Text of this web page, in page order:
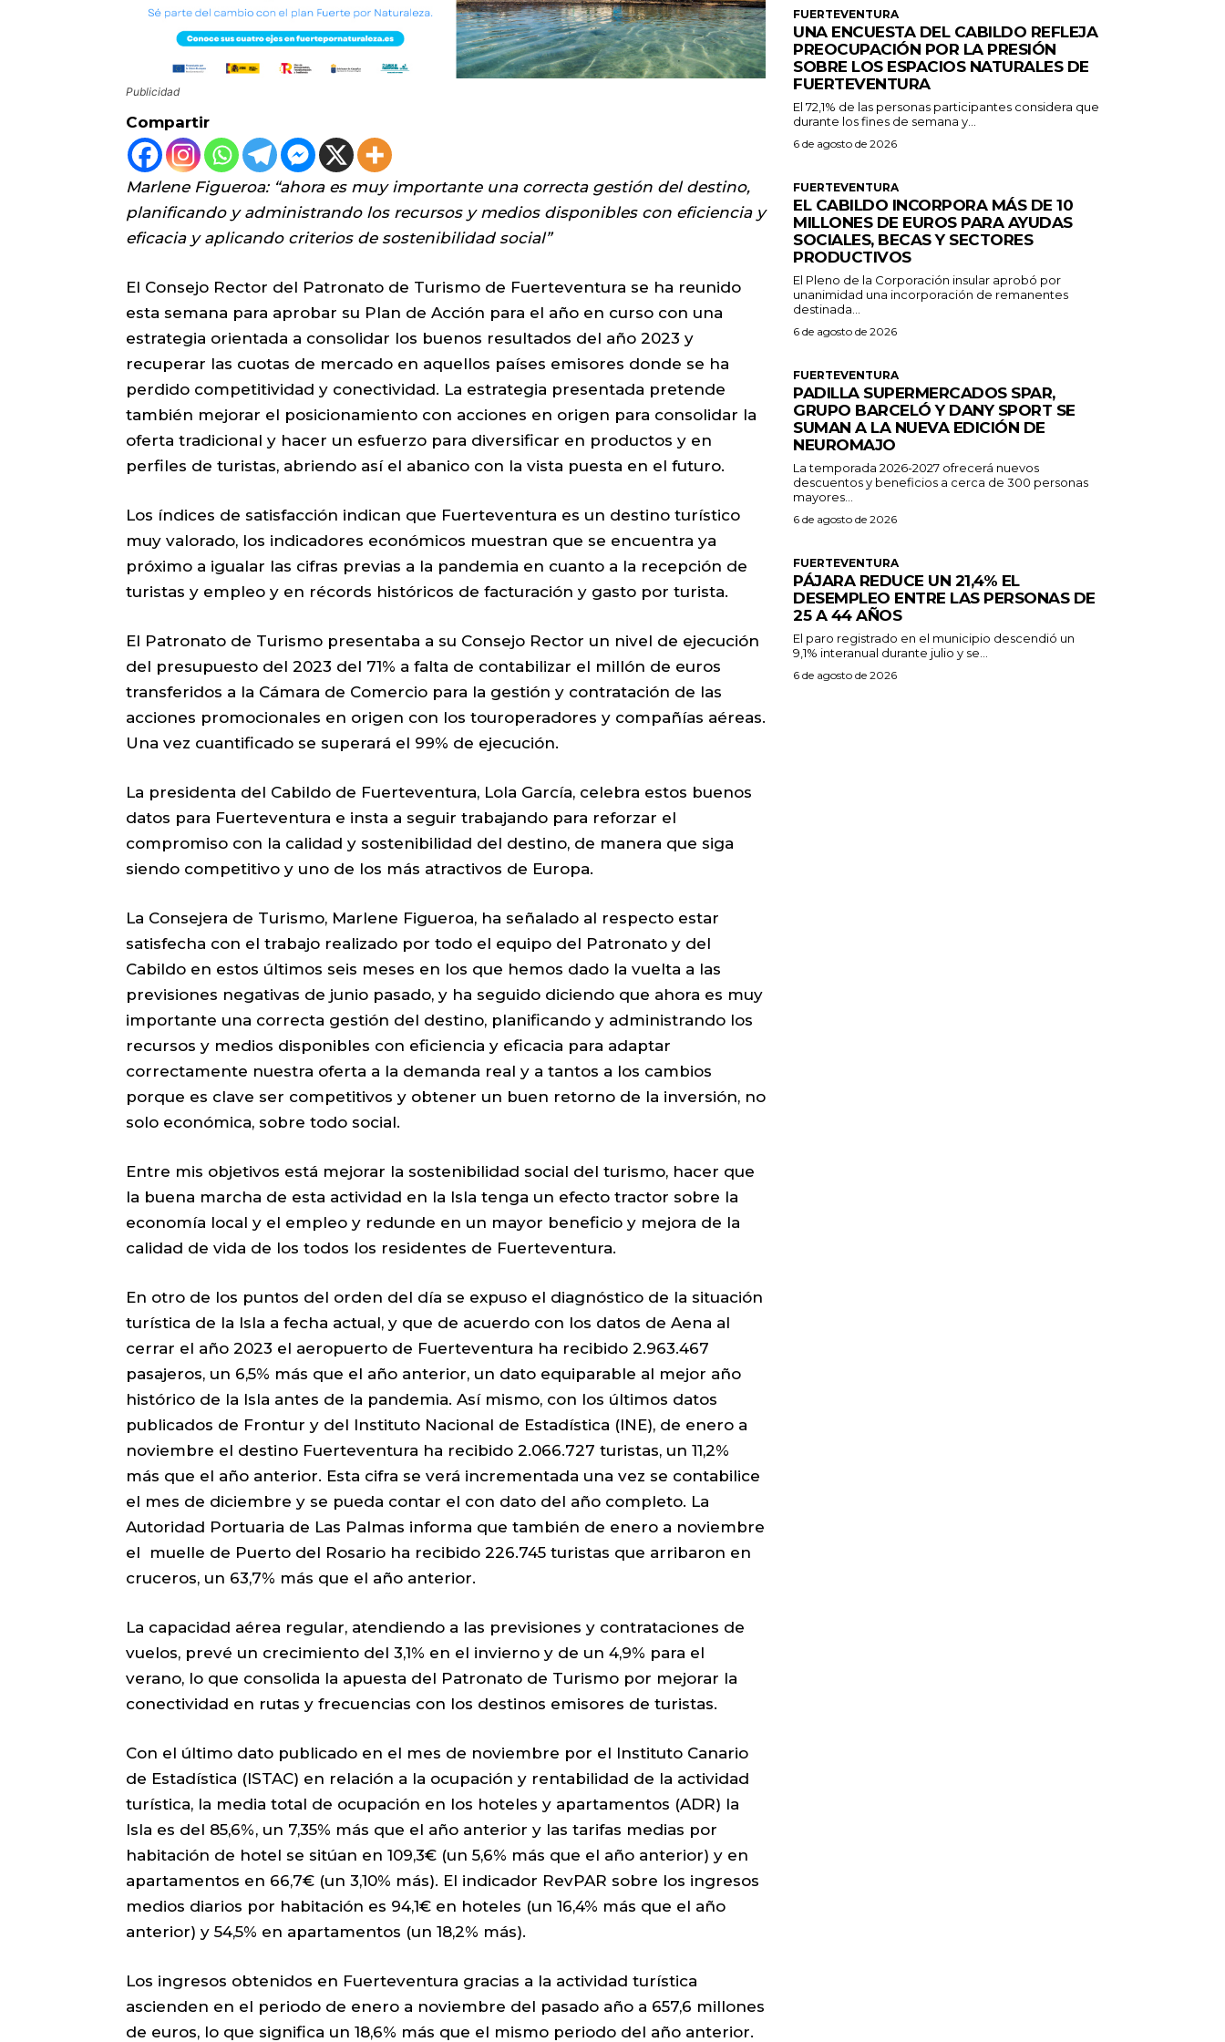
Publicidad
Compartir
Marlene Figueroa: “ahora es muy importante una correcta gestión del destino,
planificando y administrando los recursos y medios disponibles con eficiencia y
eficacia y aplicando criterios de sostenibilidad social”
El Consejo Rector del Patronato de Turismo de Fuerteventura se ha reunido
esta semana para aprobar su Plan de Acción para el año en curso con una
estrategia orientada a consolidar los buenos resultados del año 2023 y
recuperar las cuotas de mercado en aquellos países emisores donde se ha
perdido competitividad y conectividad. La estrategia presentada pretende
también mejorar el posicionamiento con acciones en origen para consolidar la
oferta tradicional y hacer un esfuerzo para diversificar en productos y en
perfiles de turistas, abriendo así el abanico con la vista puesta en el futuro.
Los índices de satisfacción indican que Fuerteventura es un destino turístico
muy valorado, los indicadores económicos muestran que se encuentra ya
próximo a igualar las cifras previas a la pandemia en cuanto a la recepción de
turistas y empleo y en récords históricos de facturación y gasto por turista.
El Patronato de Turismo presentaba a su Consejo Rector un nivel de ejecución
del presupuesto del 2023 del 71% a falta de contabilizar el millón de euros
transferidos a la Cámara de Comercio para la gestión y contratación de las
acciones promocionales en origen con los touroperadores y compañías aéreas.
Una vez cuantificado se superará el 99% de ejecución.
La presidenta del Cabildo de Fuerteventura, Lola García, celebra estos buenos
datos para Fuerteventura e insta a seguir trabajando para reforzar el
compromiso con la calidad y sostenibilidad del destino, de manera que siga
siendo competitivo y uno de los más atractivos de Europa.
La Consejera de Turismo, Marlene Figueroa, ha señalado al respecto estar
satisfecha con el trabajo realizado por todo el equipo del Patronato y del
Cabildo en estos últimos seis meses en los que hemos dado la vuelta a las
previsiones negativas de junio pasado, y ha seguido diciendo que ahora es muy
importante una correcta gestión del destino, planificando y administrando los
recursos y medios disponibles con eficiencia y eficacia para adaptar
correctamente nuestra oferta a la demanda real y a tantos a los cambios
porque es clave ser competitivos y obtener un buen retorno de la inversión, no
solo económica, sobre todo social.
Entre mis objetivos está mejorar la sostenibilidad social del turismo, hacer que
la buena marcha de esta actividad en la Isla tenga un efecto tractor sobre la
economía local y el empleo y redunde en un mayor beneficio y mejora de la
calidad de vida de los todos los residentes de Fuerteventura.
En otro de los puntos del orden del día se expuso el diagnóstico de la situación
turística de la Isla a fecha actual, y que de acuerdo con los datos de Aena al
cerrar el año 2023 el aeropuerto de Fuerteventura ha recibido 2.963.467
pasajeros, un 6,5% más que el año anterior, un dato equiparable al mejor año
histórico de la Isla antes de la pandemia. Así mismo, con los últimos datos
publicados de Frontur y del Instituto Nacional de Estadística (INE), de enero a
noviembre el destino Fuerteventura ha recibido 2.066.727 turistas, un 11,2%
más que el año anterior. Esta cifra se verá incrementada una vez se contabilice
el mes de diciembre y se pueda contar el con dato del año completo. La
Autoridad Portuaria de Las Palmas informa que también de enero a noviembre
el muelle de Puerto del Rosario ha recibido 226.745 turistas que arribaron en
cruceros, un 63,7% más que el año anterior.
La capacidad aérea regular, atendiendo a las previsiones y contrataciones de
vuelos, prevé un crecimiento del 3,1% en el invierno y de un 4,9% para el
verano, lo que consolida la apuesta del Patronato de Turismo por mejorar la
conectividad en rutas y frecuencias con los destinos emisores de turistas.
Con el último dato publicado en el mes de noviembre por el Instituto Canario
de Estadística (ISTAC) en relación a la ocupación y rentabilidad de la actividad
turística, la media total de ocupación en los hoteles y apartamentos (ADR) la
Isla es del 85,6%, un 7,35% más que el año anterior y las tarifas medias por
habitación de hotel se sitúan en 109,3€ (un 5,6% más que el año anterior) y en
apartamentos en 66,7€ (un 3,10% más). El indicador RevPAR sobre los ingresos
medios diarios por habitación es 94,1€ en hoteles (un 16,4% más que el año
anterior) y 54,5% en apartamentos (un 18,2% más).
Los ingresos obtenidos en Fuerteventura gracias a la actividad turística
ascienden en el periodo de enero a noviembre del pasado año a 657,6 millones
de euros, lo que significa un 18,6% más que el mismo periodo del año anterior.
FUERTEVENTURA
UNA ENCUESTA DEL CABILDO REFLEJA
PREOCUPACIÓN POR LA PRESIÓN
SOBRE LOS ESPACIOS NATURALES DE
FUERTEVENTURA
El 72,1% de las personas participantes considera que
durante los fines de semana y...
6 de agosto de 2026
FUERTEVENTURA
EL CABILDO INCORPORA MÁS DE 10
MILLONES DE EUROS PARA AYUDAS
SOCIALES, BECAS Y SECTORES
PRODUCTIVOS
El Pleno de la Corporación insular aprobó por
unanimidad una incorporación de remanentes
destinada...
6 de agosto de 2026
FUERTEVENTURA
PADILLA SUPERMERCADOS SPAR,
GRUPO BARCELÓ Y DANY SPORT SE
SUMAN A LA NUEVA EDICIÓN DE
NEUROMAJO
La temporada 2026-2027 ofrecerá nuevos
descuentos y beneficios a cerca de 300 personas
mayores...
6 de agosto de 2026
FUERTEVENTURA
PÁJARA REDUCE UN 21,4% EL
DESEMPLEO ENTRE LAS PERSONAS DE
25 A 44 AÑOS
El paro registrado en el municipio descendió un
9,1% interanual durante julio y se...
6 de agosto de 2026